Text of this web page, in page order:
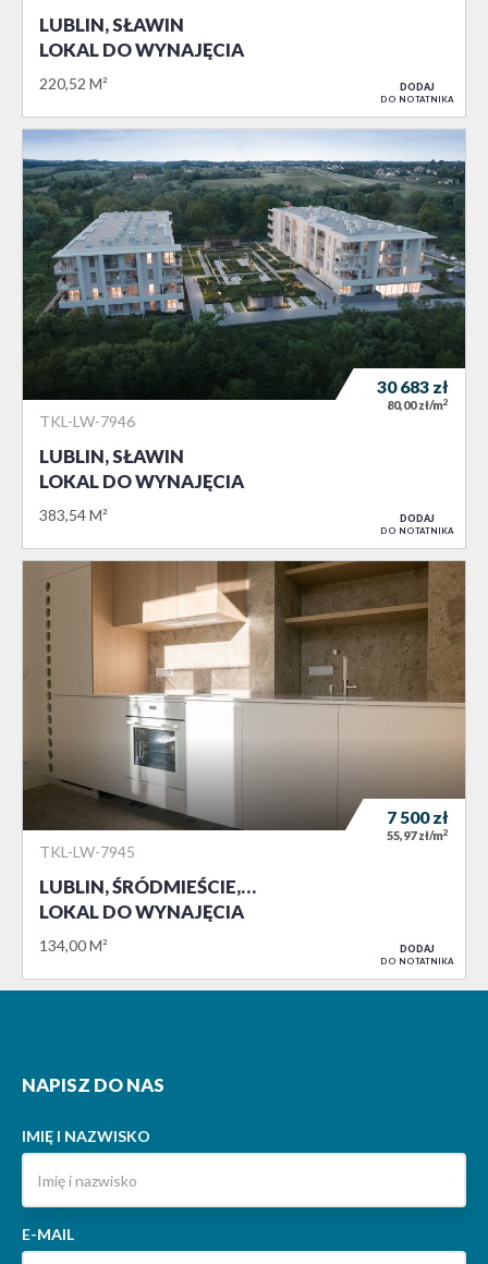
LUBLIN, SŁAWIN
LOKAL DO WYNAJĘCIA
220,52 M² DODAJ
DO NOTATNIKA
TKL-LW-7946
LUBLIN, SŁAWIN
LOKAL DO WYNAJĘCIA
383,54 M²
30 683 zł
80,00 zł/m2
DODAJ
DO NOTATNIKA
TKL-LW-7945
LUBLIN, ŚRÓDMIEŚCIE,…
LOKAL DO WYNAJĘCIA
134,00 M²
7 500zł
55,97 zł/m2
DODAJ
DO NOTATNIKA
NAPISZ DO NAS
IMIĘ I NAZWISKO
E-MAIL